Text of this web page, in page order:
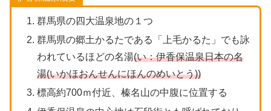
群馬県の四大温泉地の１つ
群馬県の郷土かるたである「上毛かるた」でも詠
われているほどの名湯(い：伊香保温泉日本の名
湯(いかほおんせんにほんのめいとう))
標高約700ｍ付近、榛名山の中腹に位置する